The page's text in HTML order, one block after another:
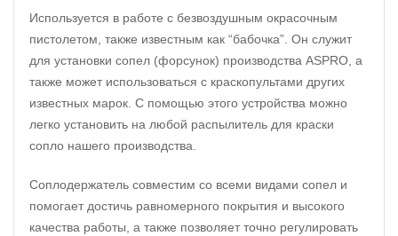
Используется в работе с безвоздушным окрасочным
пистолетом, также известным как “бабочка”. Он служит
для установки сопел (форсунок) производства ASPRO, а
также может использоваться с краскопультами других
известных марок. С помощью этого устройства можно
легко установить на любой распылитель для краски
сопло нашего производства.
Соплодержатель совместим со всеми видами сопел и
помогает достичь равномерного покрытия и высокого
качества работы, а также позволяет точно регулировать